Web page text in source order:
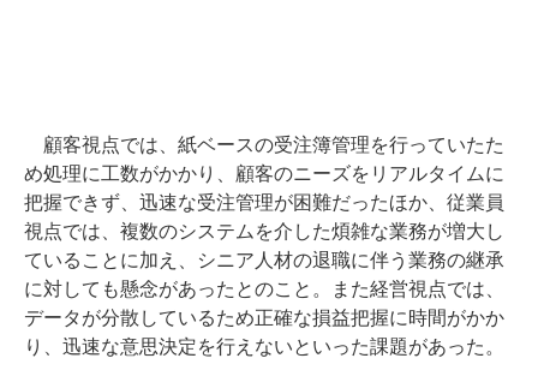
顧客視点では、紙ベースの受注簿管理を行っていたた
め処理に工数がかかり、顧客のニーズをリアルタイムに
把握できず、迅速な受注管理が困難だったほか、従業員
視点では、複数のシステムを介した煩雑な業務が増大し
ていることに加え、シニア人材の退職に伴う業務の継承
に対しても懸念があったとのこと。また経営視点では、
データが分散しているため正確な損益把握に時間がかか
り、迅速な意思決定を行えないといった課題があった。